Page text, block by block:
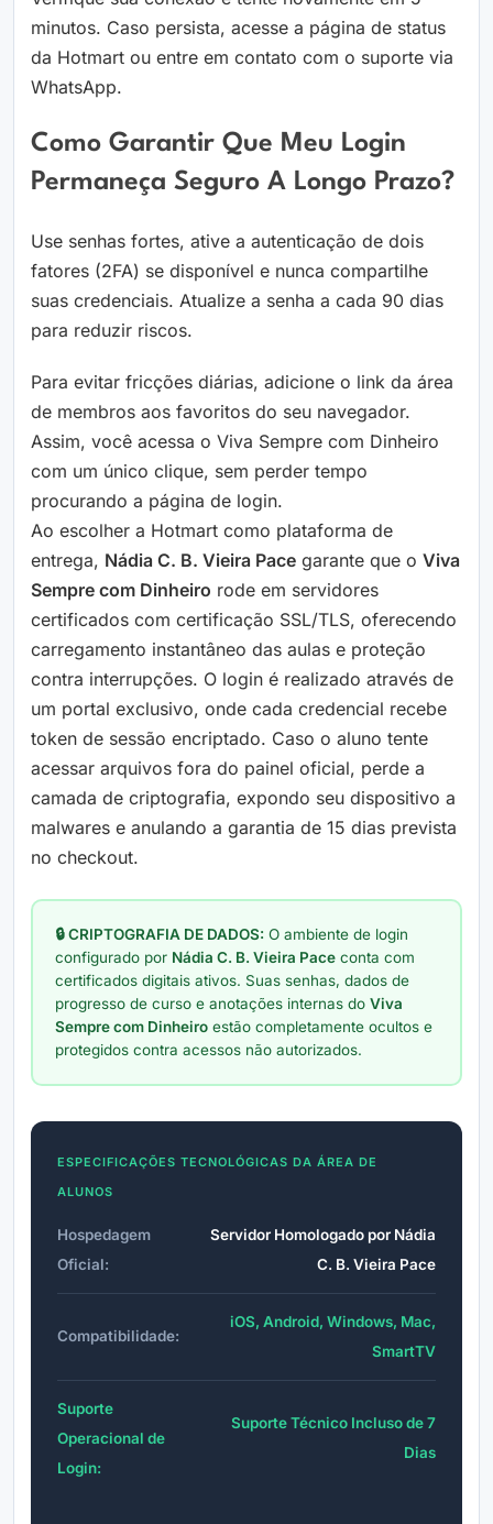
minutos. Caso persista, acesse a página de status
da Hotmart ou entre em contato com o suporte via
WhatsApp.
Como Garantir Que Meu Login
Permaneça Seguro A Longo Prazo?
Use senhas fortes, ative a autenticação de dois
fatores (2FA) se disponível e nunca compartilhe
suas credenciais. Atualize a senha a cada 90 dias
para reduzir riscos.
Para evitar fricções diárias, adicione o link da área
de membros aos favoritos do seu navegador.
Assim, você acessa o Viva Sempre com Dinheiro
com um único clique, sem perder tempo
procurando a página de login.
Ao escolher a Hotmart como plataforma de
entrega, Nádia C. B. Vieira Pace garante que o Viva
Sempre com Dinheiro rode em servidores
certificados com certificação SSL/TLS, oferecendo
carregamento instantâneo das aulas e proteção
contra interrupções. O login é realizado através de
um portal exclusivo, onde cada credencial recebe
token de sessão encriptado. Caso o aluno tente
acessar arquivos fora do painel oficial, perde a
camada de criptografia, expondo seu dispositivo a
malwares e anulando a garantia de 15 dias prevista
no checkout.
🔒 CRIPTOGRAFIA DE DADOS: O ambiente de login
configurado por Nádia C. B. Vieira Pace conta com
certificados digitais ativos. Suas senhas, dados de
progresso de curso e anotações internas do Viva
Sempre com Dinheiro estão completamente ocultos e
protegidos contra acessos não autorizados.
ESPECIFICAÇÕES TECNOLÓGICAS DA ÁREA DE
ALUNOS
Hospedagem
Oficial:
Servidor Homologado por Nádia
C. B. Vieira Pace
Compatibilidade:
iOS, Android, Windows, Mac,
SmartTV
Suporte
Operacional de
Login:
Suporte Técnico Incluso de 7
Dias